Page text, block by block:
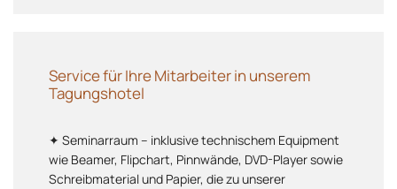
Service für Ihre Mitarbeiter in unserem
Tagungshotel
✦ Seminarraum – inklusive technischem Equipment
wie Beamer, Flipchart, Pinnwände, DVD-Player sowie
Schreibmaterial und Papier, die zu unserer